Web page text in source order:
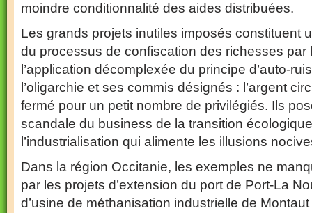
moindre conditionnalité des aides distribuées.
Les grands projets inutiles imposés constituent
du processus de confiscation des richesses par
l’application décomplexée du principe d’auto-
l’oligarchie et ses commis désignés : l’argent
fermé pour un petit nombre de privilégiés. Ils
scandale du business de la transition
l’industrialisation qui alimente les illusions
Dans la région Occitanie, les exemples ne
par les projets d’extension du port de Port-La
d’usine de méthanisation industrielle de